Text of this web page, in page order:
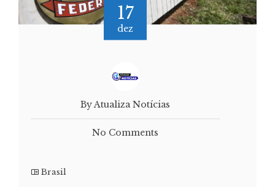
17
dez
By Atualiza Notícias
No Comments
Brasil